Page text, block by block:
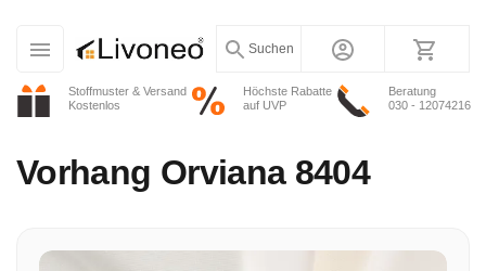
Stoffmuster & Versand
Kostenlos
Höchste Rabatte
auf UVP
Beratung
030 - 12074216
Suchen
Vorhang Orviana 8404